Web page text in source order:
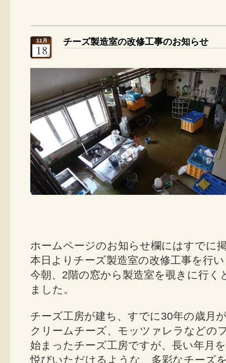
11月
18
チーズ製造室の改修工事のお知らせ
ホームページのお知らせ欄にはすでに
本日よりチーズ製造室の改修工事を行
今朝、2階の窓から製造室を覗きに行
ました。
チーズ工房が建ち、すでに30年の歳月
クリームチーズ、モッツァレラなどの
始まったチーズ工房ですが、長い年月
悦びいただけるような、多彩なチーズ